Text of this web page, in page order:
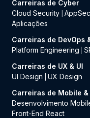
Carreiras de Cyber
Cloud Security
Aplicações
Carreiras de DevOps
Platform Engineering
Carreiras de UX & UI
UI Design
UX Design
Carreiras de Mobile &
Desenvolvimento
Front-End React